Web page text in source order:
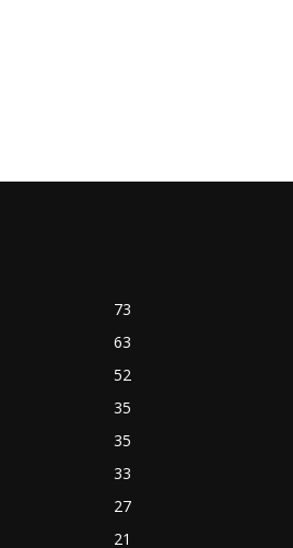
73
63
52
35
35
33
27
21